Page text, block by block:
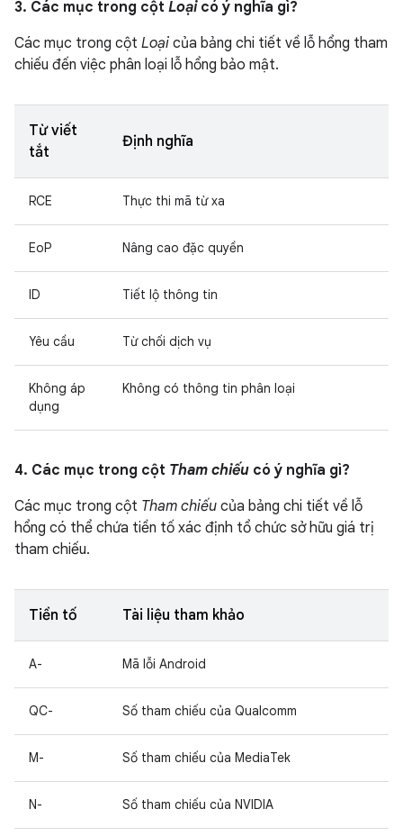
3. Các mục trong cột Loạicó ý nghĩa gì?
Các mục trong cột Loại của bảng chi tiết về lỗ hổng tham
chiếu đến việc phân loại lỗ hổng bảo mật.
Từ viết
tắt
Định nghĩa
RCE Thực thi mã từ xa
EoP Nâng cao đặc quyền
ID Tiết lộ thông tin
Yêu cầu Từ chối dịch vụ
Không áp
dụng
Không có thông tin phân loại
4. Các mục trong cột Tham chiếu có ý nghĩa gì?
Các mục trong cột Tham chiếu của bảng chi tiết về lỗ
hổng có thể chứa tiền tố xác định tổ chức sở hữu giá trị
tham chiếu.
Tiền tố Tài liệu tham khảo
A- Mã lỗi Android
QC- Số tham chiếu của Qualcomm
M- Số tham chiếu của MediaTek
N- Số tham chiếu của NVIDIA